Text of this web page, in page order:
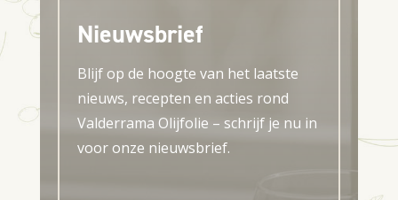
Nieuwsbrief
Blijf op de hoogte van het laatste
nieuws, recepten en acties rond
Valderrama Olijfolie – schrijf je nu in
voor onze nieuwsbrief.